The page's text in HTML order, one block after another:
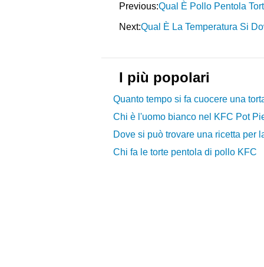
Previous:Qual È Pollo Pentola
Next:Qual È La Temperatura Si
I più popolari
Quanto tempo si fa cuocere una
Chi è l'uomo bianco nel KFC Pot
Dove si può trovare una ricetta per
Chi fa le torte pentola di pollo KFC